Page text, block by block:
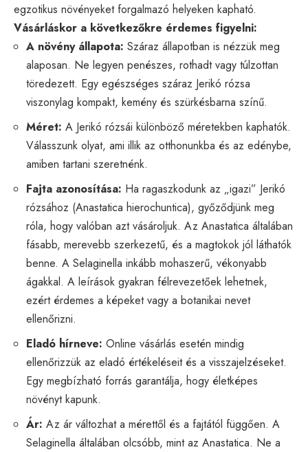
egzotikus növényeket forgalmazó helyeken kapható.
Vásárláskor a következőkre érdemes figyelni:
A növény állapota: Száraz állapotban is nézzük meg
alaposan. Ne legyen penészes, rothadt vagy túlzottan
töredezett. Egy egészséges száraz Jerikó rózsa
viszonylag kompakt, kemény és szürkésbarna színű.
Méret: A Jerikó rózsái különböző méretekben kaphatók.
Válasszunk olyat, ami illik az otthonunkba és az edénybe,
amiben tartani szeretnénk.
Fajta azonosítása: Ha ragaszkodunk az „igazi” Jerikó
rózsához (Anastatica hierochuntica), győződjünk meg
róla, hogy valóban azt vásároljuk. Az Anastatica általában
fásabb, merevebb szerkezetű, és a magtokok jól láthatók
benne. A Selaginella inkább mohaszerű, vékonyabb
ágakkal. A leírások gyakran félrevezetőek lehetnek,
ezért érdemes a képeket vagy a botanikai nevet
ellenőrizni.
Eladó hírneve: Online vásárlás esetén mindig
ellenőrizzük az eladó értékeléseit és a visszajelzéseket.
Egy megbízható forrás garantálja, hogy életképes
növényt kapunk.
Ár: Az ár változhat a mérettől és a fajtától függően. A
Selaginella általában olcsóbb, mint az Anastatica. Ne a